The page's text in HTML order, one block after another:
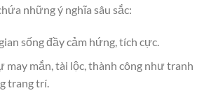
những ý nghĩa sâu sắc:
sống đầy cảm hứng, tích cực.
may mắn, tài lộc, thành công như tranh
trang trí.